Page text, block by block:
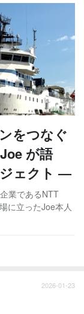
をつなぐ
が語
ジェクト ―
業であるNTT
に立ったJoe本人
2026-01-23